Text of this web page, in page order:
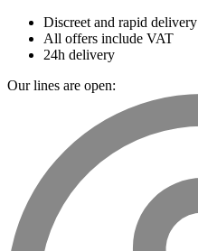
Discreet and rapid delivery
All offers include VAT
24h delivery
Our lines are open: